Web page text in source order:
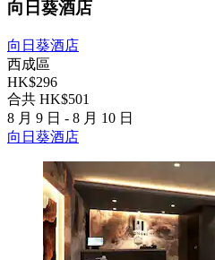
向日葵酒店
向日葵酒店
西成區
HK$296
合共 HK$501
8 月 9 日 - 8 月 10 日
向日葵酒店